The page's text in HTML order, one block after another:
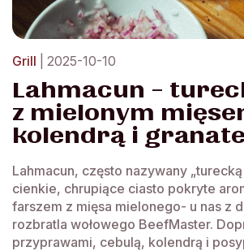
Grill | 2025-10-10
Lahmacun –
z mielonym
kolendrą i
Lahmacun, często nazywany
cienkie, chrupiące ciasto pokryte
farszem z mięsa mielonego- u nas z
rozbratla wołowego BeefMaster.
przyprawami, cebulą, kolendrą i